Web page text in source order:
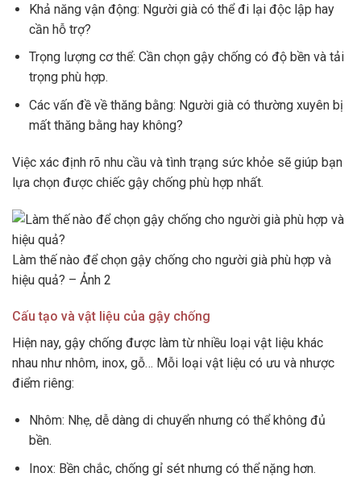
Khả năng vận động: Người già có thể đi lại độc lập hay
cần hỗ trợ?
Trọng lượng cơ thể: Cần chọn gậy chống có độ bền và tải
trọng phù hợp.
Các vấn đề về thăng bằng: Người già có thường xuyên bị
mất thăng bằng hay không?
Việc xác định rõ nhu cầu và tình trạng sức khỏe sẽ giúp bạn
lựa chọn được chiếc gậy chống phù hợp nhất.
Làm thế nào để chọn gậy chống cho người già phù hợp và
hiệu quả? – Ảnh 2
Cấu tạo và vật liệu của gậy chống
Hiện nay, gậy chống được làm từ nhiều loại vật liệu khác
nhau như nhôm, inox, gỗ… Mỗi loại vật liệu có ưu và nhược
điểm riêng:
Nhôm: Nhẹ, dễ dàng di chuyển nhưng có thể không đủ
bền.
Inox: Bền chắc, chống gỉ sét nhưng có thể nặng hơn.